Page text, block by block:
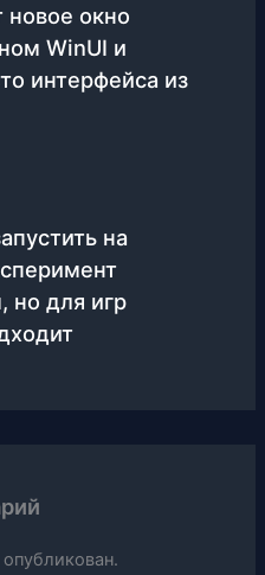
новое окно
WinUI и
интерфейса из
на
но для игр